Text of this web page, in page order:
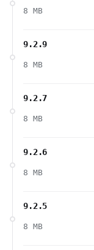
8 MB
9.2.9
8 MB
9.2.7
8 MB
9.2.6
8 MB
9.2.5
8 MB